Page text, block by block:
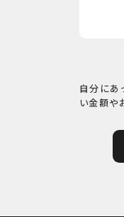
自分にあ
い金額や